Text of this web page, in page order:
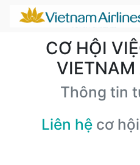
CƠ HỘI
VIETNAM
Thông tin
Liên hệ cơ